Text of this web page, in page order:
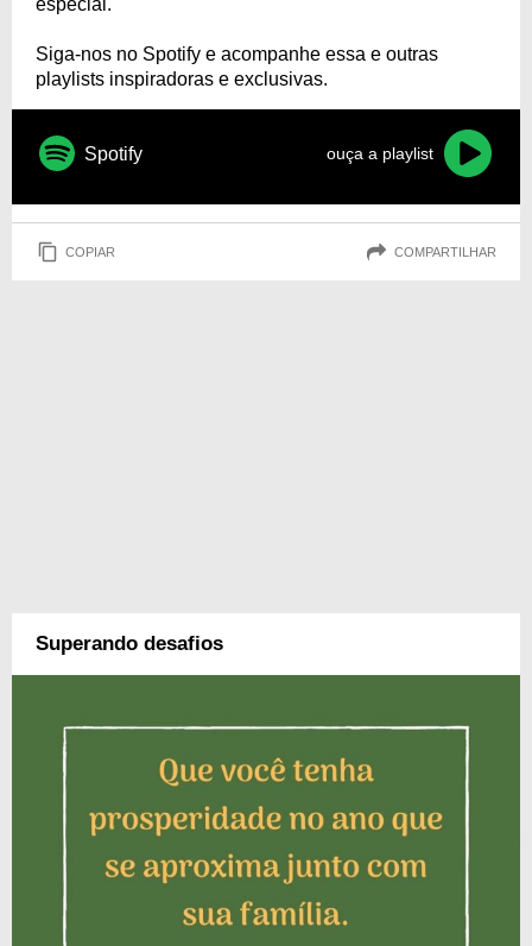
especial.
Siga-nos no Spotify e acompanhe essa e outras
playlists inspiradoras e exclusivas.
Spotify ouça a playlist
COPIAR COMPARTILHAR
Superando desafios